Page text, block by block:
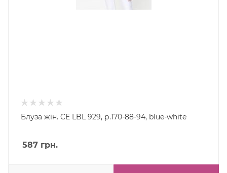
Блуза жін. CE LBL 929, р.170-88-94, blue-white
587 грн.